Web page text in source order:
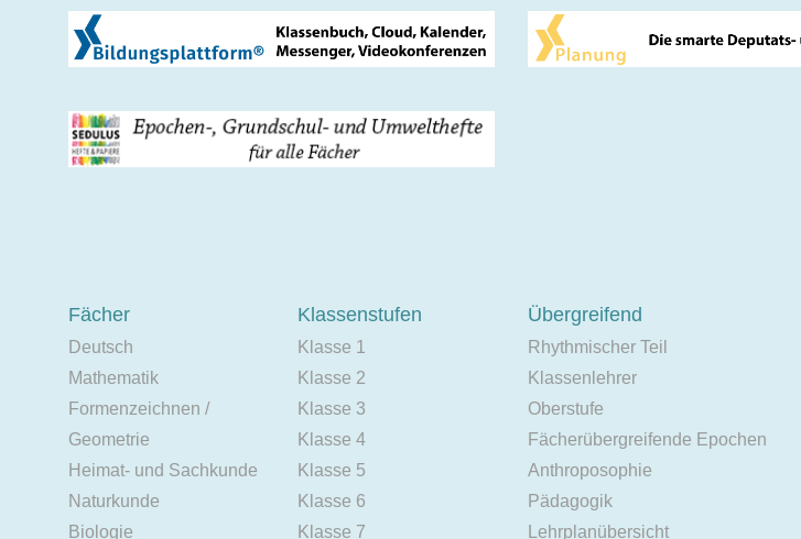
Fächer
Deutsch
Mathematik
Formenzeichnen /
Geometrie
Heimat- und Sachkunde
Naturkunde
Biologie
Klassenstufen
Klasse 1
Klasse 2
Klasse 3
Klasse 4
Klasse 5
Klasse 6
Klasse 7
Übergreifend
Rhythmischer Teil
Klassenlehrer
Oberstufe
Fächerübergreifende Epochen
Anthroposophie
Pädagogik
Lehrplanübersicht